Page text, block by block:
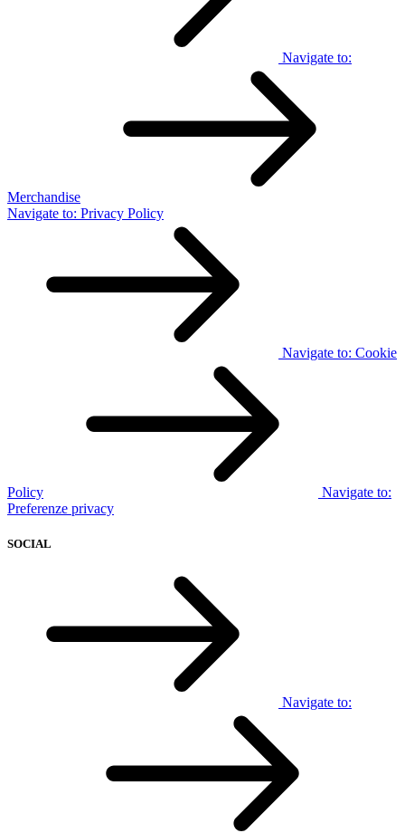
Navigate to:
Merchandise
Navigate to: Privacy Policy
Navigate to: Cookie
Policy
Navigate to:
Preferenze privacy
SOCIAL
Navigate to: